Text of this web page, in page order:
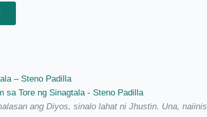
– Steno Padilla
ang Diyos, sinalo lahat ni Jhustin. Una, naiinis